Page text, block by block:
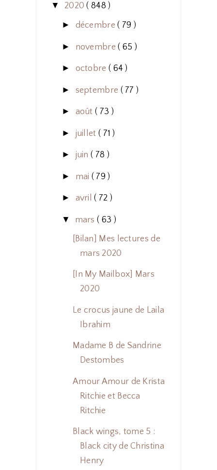
▼ 2020( 848 )
► décembre( 79 )
► novembre( 65 )
► octobre ( 64 )
► septembre ( 77 )
► août ( 73 )
► juillet ( 71 )
► juin ( 78 )
► mai ( 79 )
► avril( 72 )
▼ mars( 63 )
[Bilan] Mes lectures de
mars 2020
[In My Mailbox] Mars
2020
Le crocus jaune de Laila
Ibrahim
Madame B de Sandrine
Destombes
Amour Amour de Krista
Ritchie et Becca
Ritchie
Black wings, tome 5 :
Black city de Christina
Henry